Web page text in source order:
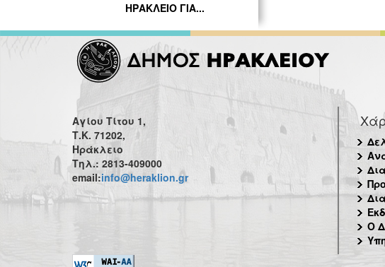
ΗΡΑΚΛΕΙΟ ΓΙΑ...
Αγίου Τίτου 1,
Τ.Κ. 71202,
Ηράκλειο
Τηλ.: 2813-409000
email:info@heraklion.gr
Ο